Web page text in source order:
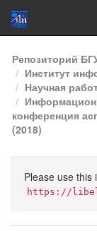
Skip
navigation
Репозиторий
Институт
Научная
конференция
(2018)
Please use this
https://